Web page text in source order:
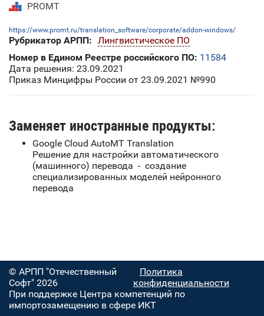
PROMT
https://www.promt.ru/translation_software/corporate/addon-windows/
Рубрикатор АРПП: Лингвистическое ПО
Номер в Едином Реестре российского ПО: 11584
Дата решения: 23.09.2021
Приказ Минцифры России от 23.09.2021 №990
Заменяет иностранные продукты:
Google Cloud AutoMT Translation
Решение для настройки автоматического
(машинного) перевода - создание
специализированных моделей нейронного
перевода
© АРПП "Отечественный
Софт" 2026
Политика
конфиденциальности
При поддержке Центра компетенций по
импортозамещению в сфере ИКТ